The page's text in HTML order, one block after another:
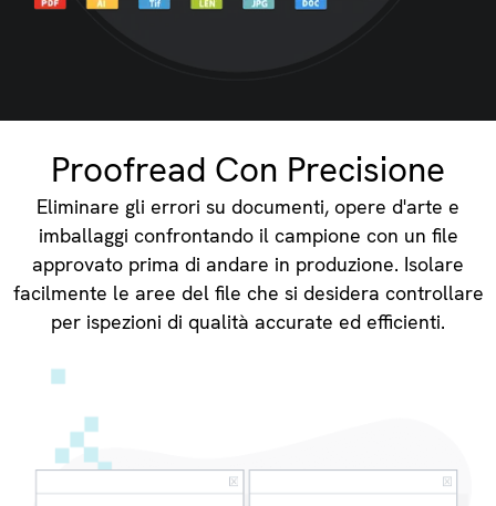
Proofread Con Precisione
Eliminare gli errori su documenti, opere d'arte e
imballaggi confrontando il campione con un file
approvato prima di andare in produzione. Isolare
facilmente le aree del file che si desidera controllare
per ispezioni di qualità accurate ed efficienti.